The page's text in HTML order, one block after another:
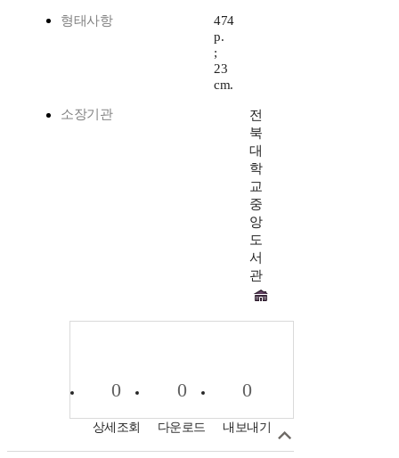
형태사항
474
p.
;
23
cm.
소장기관
전
북
대
학
교
중
앙
도
서
관
0
상세조회
0
다운로드
0
내보내기